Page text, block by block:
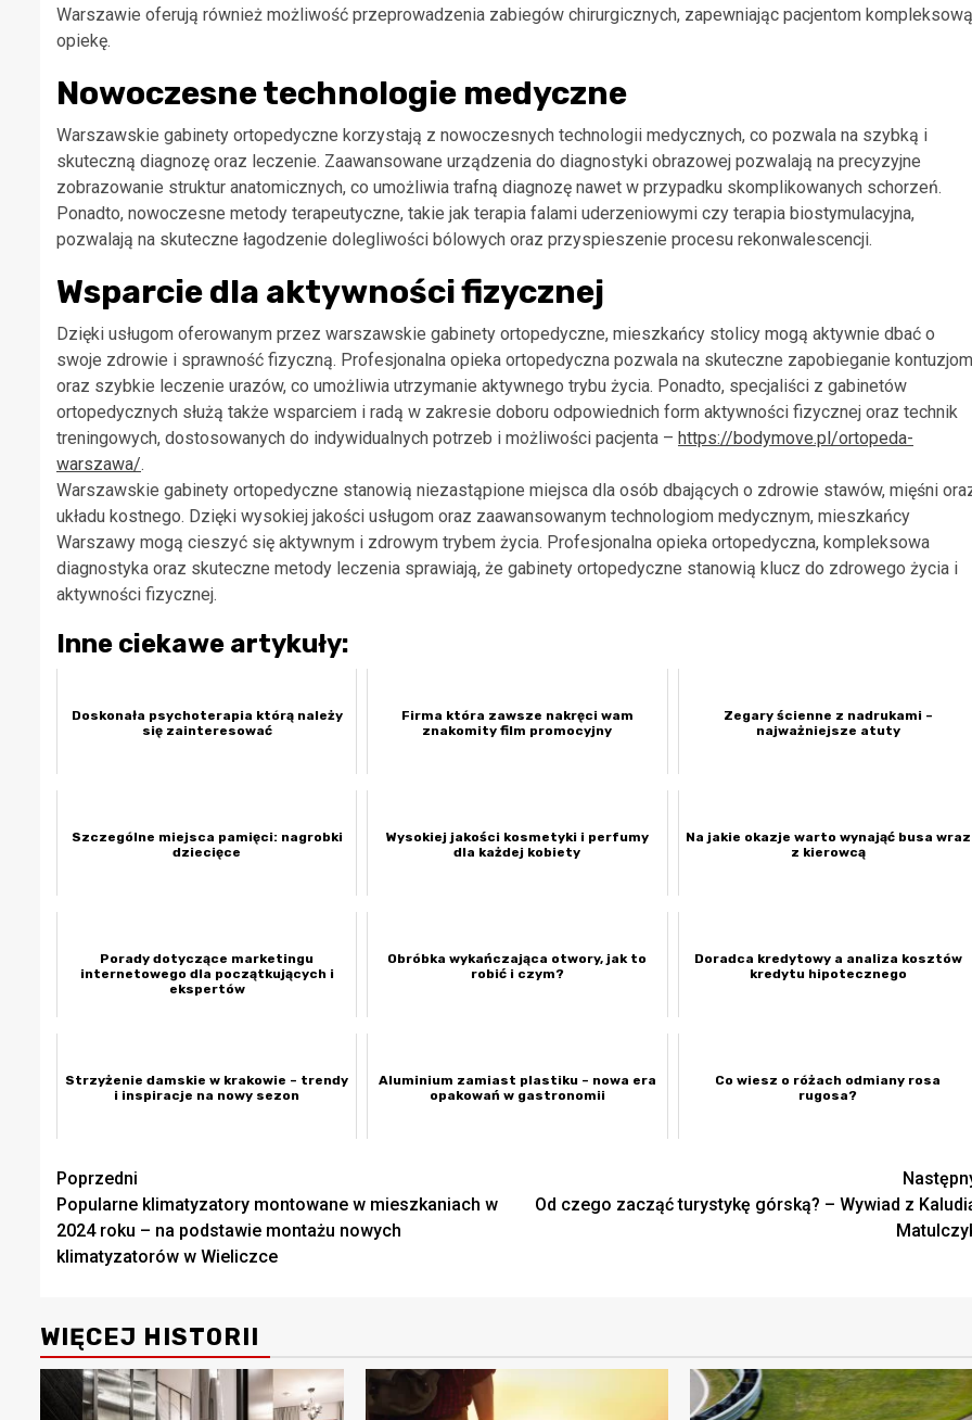
Warszawie oferują również możliwość przeprowadzenia zabiegów chirurgicznych, zapewniając pacjentom kompleksową
opiekę.
Nowoczesne technologie medyczne
Warszawskie gabinety ortopedyczne korzystają z nowoczesnych technologii medycznych, co pozwala na szybką i
skuteczną diagnozę oraz leczenie. Zaawansowane urządzenia do diagnostyki obrazowej pozwalają na precyzyjne
zobrazowanie struktur anatomicznych, co umożliwia trafną diagnozę nawet w przypadku skomplikowanych schorzeń.
Ponadto, nowoczesne metody terapeutyczne, takie jak terapia falami uderzeniowymi czy terapia biostymulacyjna,
pozwalają na skuteczne łagodzenie dolegliwości bólowych oraz przyspieszenie procesu rekonwalescencji.
Wsparcie dla aktywności fizycznej
Dzięki usługom oferowanym przez warszawskie gabinety ortopedyczne, mieszkańcy stolicy mogą aktywnie dbać o
swoje zdrowie i sprawność fizyczną. Profesjonalna opieka ortopedyczna pozwala na skuteczne zapobieganie kontuzjom
oraz szybkie leczenie urazów, co umożliwia utrzymanie aktywnego trybu życia. Ponadto, specjaliści z gabinetów
ortopedycznych służą także wsparciem i radą w zakresie doboru odpowiednich form aktywności fizycznej oraz technik
treningowych, dostosowanych do indywidualnych potrzeb i możliwości pacjenta – https://bodymove.pl/ortopeda-
warszawa/.
Warszawskie gabinety ortopedyczne stanowią niezastąpione miejsca dla osób dbających o zdrowie stawów, mięśni
układu kostnego. Dzięki wysokiej jakości usługom oraz zaawansowanym technologiom medycznym, mieszkańcy
Warszawy mogą cieszyć się aktywnym i zdrowym trybem życia. Profesjonalna opieka ortopedyczna, kompleksowa
diagnostyka oraz skuteczne metody leczenia sprawiają, że gabinety ortopedyczne stanowią klucz do zdrowego życia i
aktywności fizycznej.
Inne ciekawe artykuły:
Doskonała psychoterapia którą należy
się zainteresować
Firma która zawsze nakręci wam
znakomity film promocyjny
Zegary ścienne z nadrukami –
najważniejsze atuty
Szczególne miejsca pamięci: nagrobki
dziecięce
Wysokiej jakości kosmetyki i perfumy
dla każdej kobiety
Na jakie okazje warto wynająć busa wraz
z kierowcą
Porady dotyczące marketingu
internetowego dla początkujących i
ekspertów
Obróbka wykańczająca otwory, jak to
robić i czym?
Doradca kredytowy a analiza kosztów
kredytu hipotecznego
Strzyżenie damskie w krakowie – trendy
i inspiracje na nowy sezon
Aluminium zamiast plastiku – nowa era
opakowań w gastronomii
Co wiesz o różach odmiany rosa
rugosa?
Zobacz
wpisy
Poprzedni
Popularne klimatyzatory montowane w mieszkaniach w
2024 roku – na podstawie montażu nowych
klimatyzatorów w Wieliczce
Od czego zacząć turystykę górską? – Wywiad z
WIĘCEJ HISTORII